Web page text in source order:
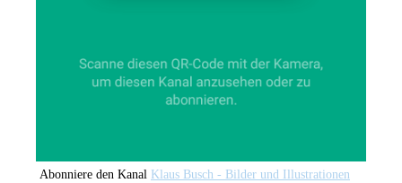
Abonniere den Kanal Klaus Busch - Bilder und Illustrationen